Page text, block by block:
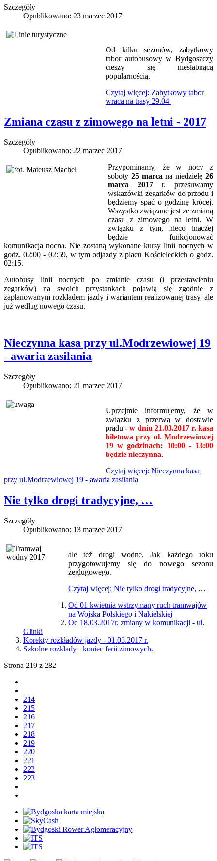
Szczegóły
Opublikowano: 23 marzec 2017
Od kilku sezonów, zabytkowy
tabor autobusowy w Bydgoszczy
cieszy się niesłabnącą
popularnością.
Czytaj więcej: Zabytkowy tabor
wraca na trasy 29.04.
Zmiana czasu z zimowego na letni - 2017
Szczegóły
Opublikowano: 22 marzec 2017
Przypominamy, że w nocy z
soboty 25 marcana niedzielę26
marca 2017 r. przesuwamy
wskazówki zegarków do przodu i
będziemy spać o godzinę krócej.
Wszystko związane jest ze zmianą
czasu z zimowego na letni. W
związku z tym, nieco inaczej
będzie funkcjonować
komunikacja nocna. Nie zostaną wykonane kursy linii nocnych w
godz. 02:00 - 02:59, w tym odjazdy z placu Kościeleckich o godz.
02:15.
Autobusy linii nocnych po zmianie czasu (i przestawieniu
zegarków) na swoich przystankach pojawią się zgodnie z
zaplanowanym rozkładem jazdy i wariantem realizowanej trasy, ale
już według nowego czasu.
Nieczynna kasa przy ul.Modrzewiowej 19
- awaria zasilania
Szczegóły
Opublikowano: 21 marzec 2017
Uprzejmie informujemy, że w
związku z przerwą w dostawie
prądu -w dniu 21.03.2017 r. kasa
biletowa przy ul. Modrzewiowej
19 w godzinach: 10:00 - 13:00
będzie nieczynna.
Czytaj więcej: Nieczynna kasa
przy ul.Modrzewiowej 19 - awaria zasilania
Nie tylko drogi tradycyjne, …
Szczegóły
Opublikowano: 13 marzec 2017
ale też drogi wodne. Jak każdego roku
przygotowujemy się do nowego sezonu
żeglugowego.
Czytaj więcej: Nie tylko drogi tradycyjne, …
Od 01 kwietnia wstrzymany ruch tramwajów
na Wojska Polskiego i Nakielskiej
Od 18.03.2017r. zmiany w komunikacji - ul.
Glinki
Korekty rozkładów jazdy - 01.03.2017 r.
Szkolne rozkłady - koniec ferii zimowych.
Strona 219 z 282
214
215
216
217
218
219
220
221
222
223